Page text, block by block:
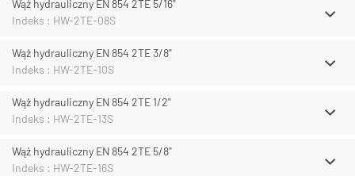
Wąż hydrauliczny EN 854 2TE 5/16"
Indeks : HW-2TE-08S
Wąż hydrauliczny EN 854 2TE 3/8"
Indeks : HW-2TE-10S
Wąż hydrauliczny EN 854 2TE 1/2"
Indeks : HW-2TE-13S
Wąż hydrauliczny EN 854 2TE 5/8"
Indeks : HW-2TE-16S